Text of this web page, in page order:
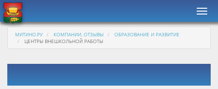
МИТИНО.РУ КОМПАНИИ, ОТЗЫВЫ
ОБРАЗОВАНИЕ И РАЗВИТИЕ
ЦЕНТРЫ ВНЕШКОЛЬНОЙ РАБОТЫ